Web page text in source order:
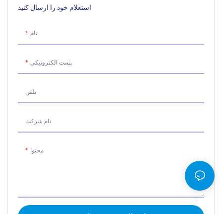
استعلام خود را ارسال کنید
نام:
پست الکترونیکی
تلفن
نام شرکت
محتوا